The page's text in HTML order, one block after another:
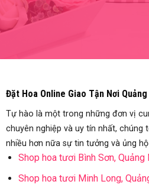
Đặt Hoa Online Giao Tận Nơi
Tự hào là một trong những đơn vị
chuyên nghiệp và uy tín nhất,
nhiều hơn nữa sự tin tưởng và ủng
Shop hoa tươi Bình Sơn, Quảng
Shop hoa tươi Minh Long,